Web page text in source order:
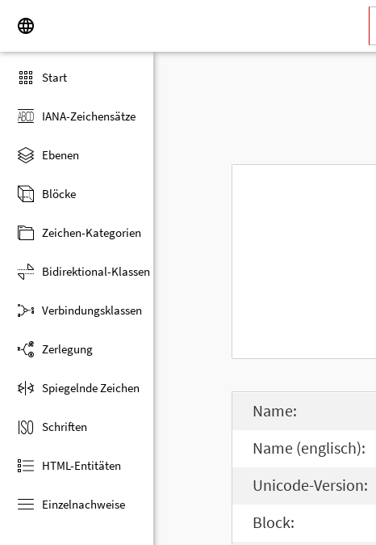
Start
IANA-Zeichensätze
Ebenen
Blöcke
Zeichen-Kategorien
Bidirektional-Klassen
Verbindungsklassen
Zerlegung
Spiegelnde Zeichen
Schriften
HTML-Entitäten
Einzelnachweise
Name:
Name (englisch):
Unicode-Version:
Block: